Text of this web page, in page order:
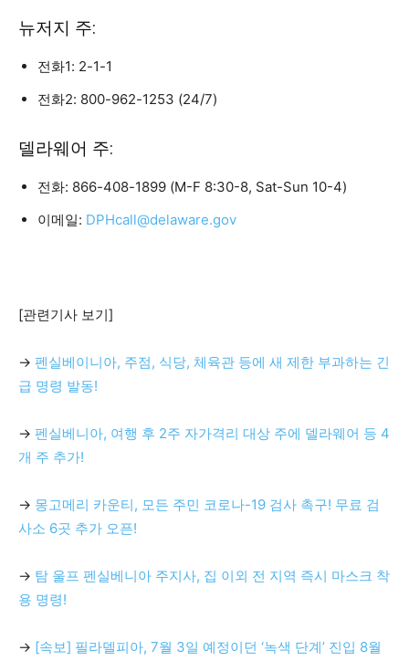
뉴저지 주:
전화1: 2-1-1
전화2: 800-962-1253 (24/7)
델라웨어 주:
전화: 866-408-1899 (M-F 8:30-8, Sat-Sun 10-4)
이메일: DPHcall@delaware.gov
[관련기사 보기]
→ 펜실베이니아, 주점, 식당, 체육관 등에 새 제한 부과하는 긴
급 명령 발동!
→ 펜실베니아, 여행 후 2주 자가격리 대상 주에 델라웨어 등 4
개 주 추가!
→ 몽고메리 카운티, 모든 주민 코로나-19 검사 촉구! 무료 검
사소 6곳 추가 오픈!
→ 탐 울프 펜실베니아 주지사, 집 이외 전 지역 즉시 마스크 착
용 명령!
→ [속보] 필라델피아, 7월 3일 예정이던 ‘녹색 단계’ 진입 8월